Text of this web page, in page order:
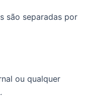
são separadas por
ou qualquer